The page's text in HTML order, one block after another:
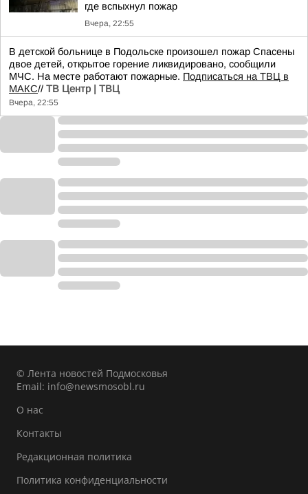
где вспыхнул пожар
Вчера, 22:55
В детской больнице в Подольске произошел пожар Спасены
двое детей, открытое горение ликвидировано, сообщили
МЧС. На месте работают пожарные. Подписаться на ТВЦ в
МАКС// ТВ Центр | ТВЦ
Вчера, 22:55
© Лента новостей Подмосковья
Email: info@newsmosobl.ru
О нас
Контакты
Редакционная политика
Политика конфиденциальности